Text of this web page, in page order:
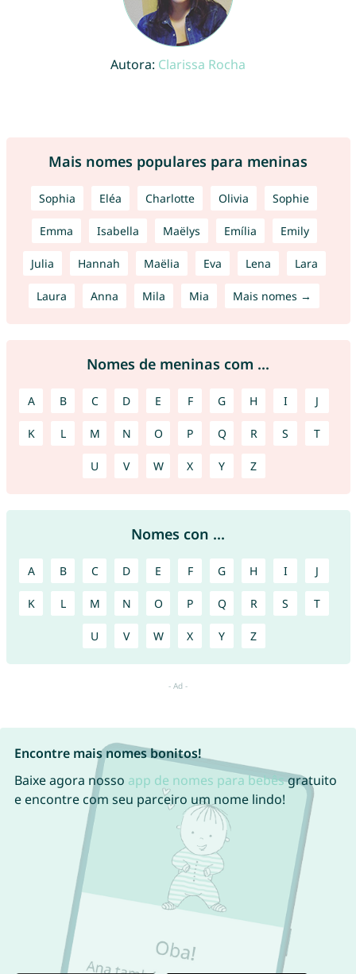
Autora: Clarissa Rocha
Mais nomes populares para meninas
Sophia Eléa Charlotte Olivia Sophie
Emma Isabella Maëlys Emília Emily
Julia Hannah Maëlia Eva Lena Lara
Laura Anna Mila Mia Mais nomes →
Nomes de meninas com ...
A B C D E F G H I J
K L M N O P Q R S T
U V W X Y Z
Nomes con ...
A B C D E F G H I J
K L M N O P Q R S T
U V W X Y Z
Encontre mais nomes bonitos!
Baixe agora nosso app de nomes para bebêsgratuito
e encontre com seu parceiro um nome lindo!